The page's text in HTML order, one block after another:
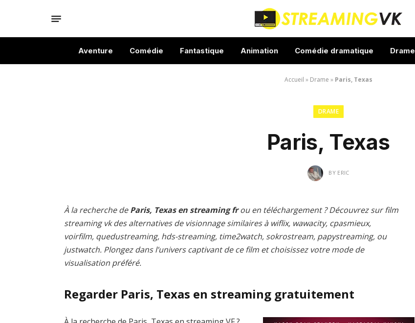
Aventure Comédie Fantastique Animation Comédie dramatique Drame
Accueil » Drame » Paris, Texas
DRAME
Paris, Texas
BY ERIC
À la recherche deParis, Texas en streaming frou en téléchargement ? Découvrez sur film
streaming vk des alternatives de visionnage similaires à wiflix, wawacity, cpasmieux,
voirfilm, quedustreaming, hds-streaming, time2watch, sokrostream, papystreaming, ou
justwatch. Plongez dans l’univers captivant de ce film et choisissez votre mode de
visualisation préféré.
Regarder Paris, Texas en streaming gratuitement